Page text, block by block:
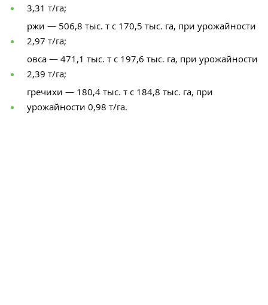
3,31 т/га;
ржи — 506,8 тыс. т с 170,5 тыс. га, при урожайности
2,97 т/га;
овса — 471,1 тыс. т с 197,6 тыс. га, при урожайности
2,39 т/га;
гречихи — 180,4 тыс. т с 184,8 тыс. га, при
урожайности 0,98 т/га.